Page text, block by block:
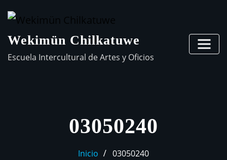
Wekimün Chilkatuwe
Escuela Intercultural de Artes y Oficios
03050240
Inicio 03050240